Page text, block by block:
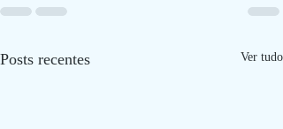
Posts recentes Ver tudo